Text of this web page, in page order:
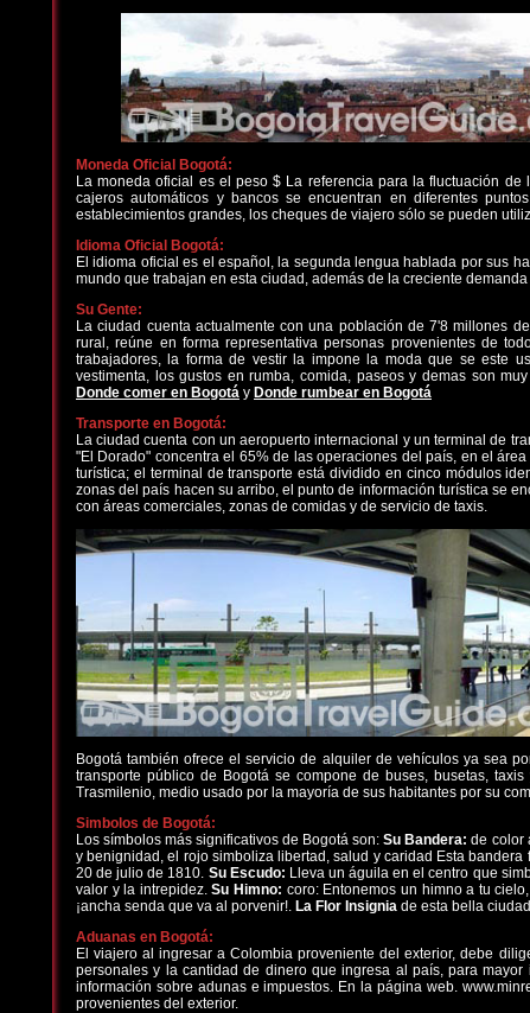
Moneda Oficial Bogotá:
La moneda oficial es el peso $ La referencia para la fluctuación
cajeros automáticos y bancos se encuentran en diferentes
establecimientos grandes, los cheques de viajero sólo se pueden
Idioma Oficial Bogotá:
El idioma oficial es el español, la segunda lengua hablada por sus
mundo que trabajan en esta ciudad, además de la creciente
Su Gente:
La ciudad cuenta actualmente con una población de 7'8 millones
rural, reúne en forma representativa personas provenientes de
trabajadores, la forma de vestir la impone la moda que se este
vestimenta, los gustos en rumba, comida, paseos y demas son
Donde comer en Bogotá y Donde rumbear en Bogotá
Transporte en Bogotá:
La ciudad cuenta con un aeropuerto internacional y un terminal de
"El Dorado" concentra el 65% de las operaciones del país, en el
turística; el terminal de transporte está dividido en cinco módulos
zonas del país hacen su arribo, el punto de información turística se
con áreas comerciales, zonas de comidas y de servicio de taxis.
Bogotá también ofrece el servicio de alquiler de vehículos ya sea
transporte público de Bogotá se compone de buses, busetas,
Trasmilenio, medio usado por la mayoría de sus habitantes por su
Simbolos de Bogotá:
Los símbolos más significativos de Bogotá son:Su Bandera: de color
y benignidad, el rojo simboliza libertad, salud y caridad Esta
20 de julio de 1810. Su Escudo: Lleva un águila en el centro que
valor y la intrepidez.Su Himno: coro: Entonemos un himno a tu
¡ancha senda que va al porvenir!. La Flor Insignia de esta bella
Aduanas en Bogotá:
El viajero al ingresar a Colombia proveniente del exterior, debe
personales y la cantidad de dinero que ingresa al país, para
información sobre adunas e impuestos. En la página web.
provenientes del exterior.